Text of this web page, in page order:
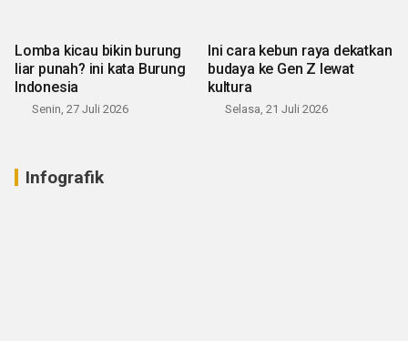
Lomba kicau bikin burung
liar punah? ini kata Burung
Indonesia
Senin, 27 Juli 2026
Ini cara kebun raya dekatkan
budaya ke Gen Z lewat
kultura
Selasa, 21 Juli 2026
Infografik